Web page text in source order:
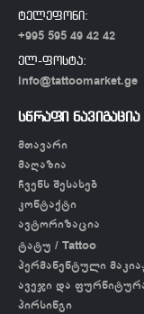
ტელეფონი:
+995 595 49 42 42
ელ-ფოსტა:
info@tattoomarket.ge
სწრაფი ნავიგაცია
მთავარი
მაღაზია
ჩვენს შესახებ
კონტაქტი
ავტორიზაცია
ტატუ / Tattoo
პერმანენტული
ავეჯი და
პირსინგი